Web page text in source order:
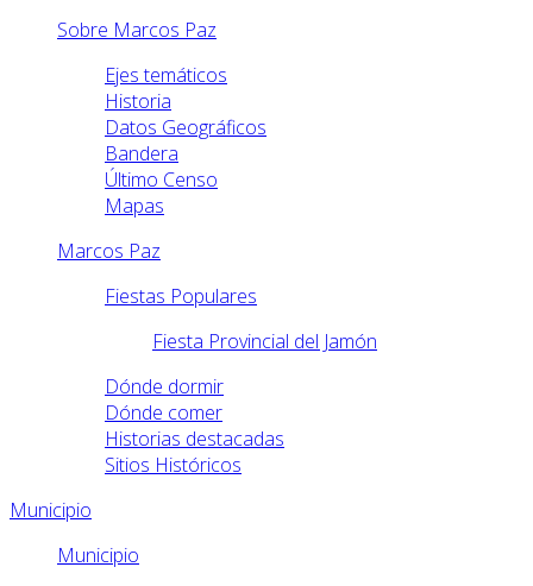
Sobre Marcos Paz
Ejes temáticos
Historia
Datos Geográficos
Bandera
Último Censo
Mapas
Marcos Paz
Fiestas Populares
Fiesta Provincial del Jamón
Dónde dormir
Dónde comer
Historias destacadas
Sitios Históricos
Municipio
Municipio